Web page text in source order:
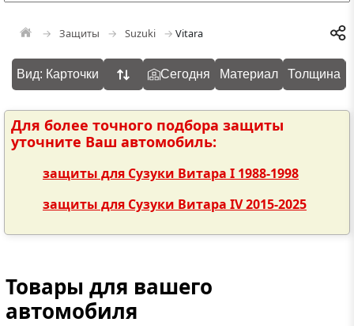
Защиты Suzuki Vitara
Вид: Карточки Сегодня Материал Толщина
Для более точного подбора защиты
уточните Ваш автомобиль:
защиты для Сузуки Витара I 1988-1998
защиты для Сузуки Витара IV 2015-2025
Товары для вашего
автомобиля